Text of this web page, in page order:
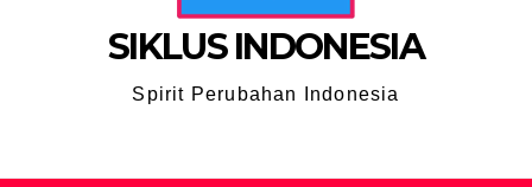
SIKLUS INDONESIA
Spirit Perubahan Indonesia